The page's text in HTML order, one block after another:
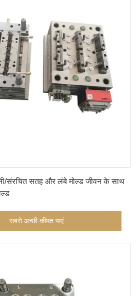
संरचित सतह और लंबे मोल्ड जीवन के साथ
सबसे अच्छी कीमत पाएं